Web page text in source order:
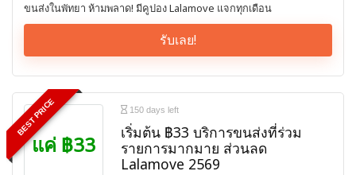
ขนส่งในพัทยา ห้ามพลาด! มีคูปอง Lalamove แจกทุกเดือน
รับเลย!
BEST PRICE
แค่ ฿33
150 days left
เริ่มต้น ฿33 บริการขนส่งที่ร่วม
รายการมากมาย ส่วนลด
Lalamove 2569